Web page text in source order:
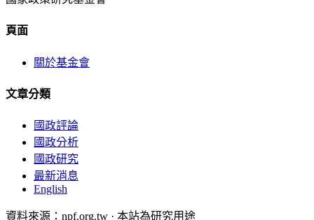
頁面
關於基金會
文章分類
國政評論
國政分析
國政研究
最新消息
English
資料來源：npf.org.tw · 本站為研究用途